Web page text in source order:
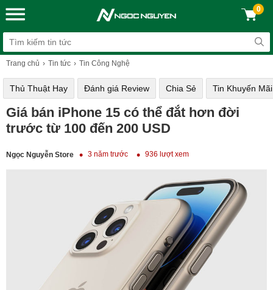
0
Trang chủ Tin tức Tin Công Nghệ
Thủ Thuật Hay Đánh giá Review Chia Sẻ Tin Khuyến Mãi
Giá bán iPhone 15 có thể đắt hơn đời
trước từ 100 đến 200 USD
Ngọc Nguyễn Store 3 năm trước 936 lượt xem